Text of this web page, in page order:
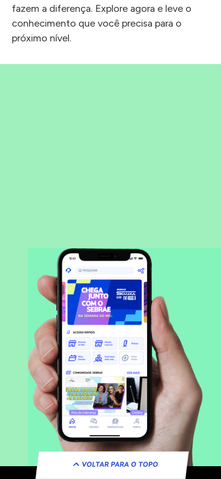
fazem a diferença. Explore agora e leve o
conhecimento que você precisa para o
próximo nível.
VOLTAR PARA O TOPO